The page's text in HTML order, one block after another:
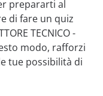
prepararti al
di fare un quiz
TECNICO -
modo, rafforzi
tue possibilità di